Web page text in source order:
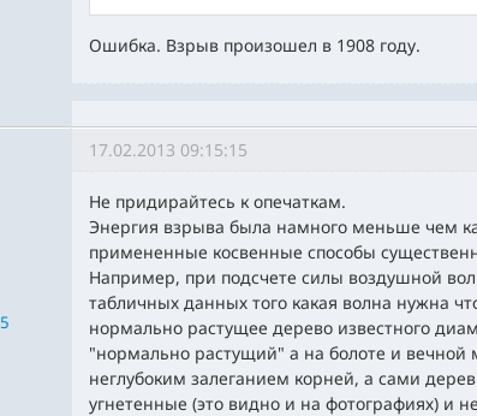
Ошибка. Взрыв произошел в 1908 году.
17.02.2013 09:15:15
Не придирайтесь к опечаткам.
Энергия взрыва была намного меньше чем
примененные косвенные способы
Например, при подсчете силы воздушной
табличных данных того какая волна нужна
нормально растущее дерево известного
"нормально растущий" а на болоте и вечной
неглубоким залеганием корней, а сами
угнетенные (это видно и на фотографиях) и